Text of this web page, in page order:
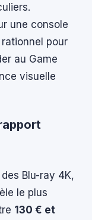
une console
pour
au Game
visuelle
Blu-ray 4K,
le plus
130 € et